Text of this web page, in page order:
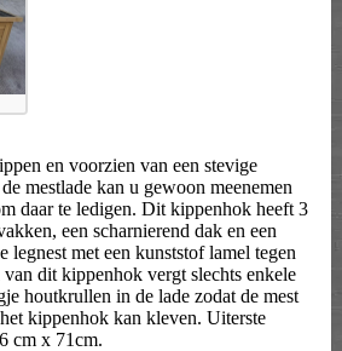
en voorzien van een stevige
mestlade kan u gewoon meenemen
daar te ledigen. Dit kippenhok heeft 3
een scharnierend dak en een
legnest met een kunststof lamel tegen
dit kippenhok vergt slechts enkele
houtkrullen in de lade zodat de mest
kippenhok kan kleven. Uiterste
cm x 71cm.